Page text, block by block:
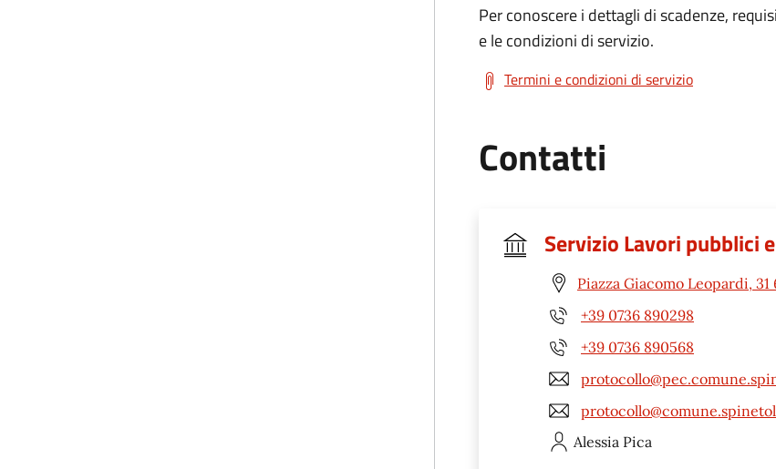
Per conoscere i dettagli di scadenze,
e le condizioni di servizio.
Termini e condizioni di servizio
Contatti
Servizio Lavori pubblici
Piazza Giacomo Leopardi,
+39 0736 890298
+39 0736 890568
Alessia Pica